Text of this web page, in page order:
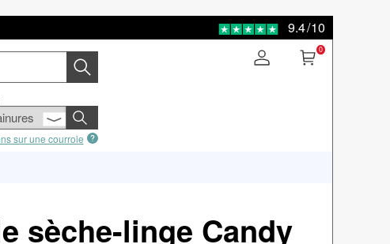
9.4/10
sur une courroie
0
sèche-linge Candy